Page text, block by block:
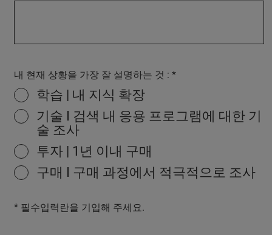
내 현재 상황을 가장 잘 설명하는 것 :
학습 | 내 지식 확장
기술 I 검색 내 응용 프로그램에 대한 기
술 조사
투자 | 1년 이내 구매
구매 I 구매 과정에서 적극적으로 조사
* 필수입력란을 기입해 주세요.